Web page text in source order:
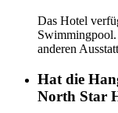
Das Hotel
anderen
Hat die
North Star